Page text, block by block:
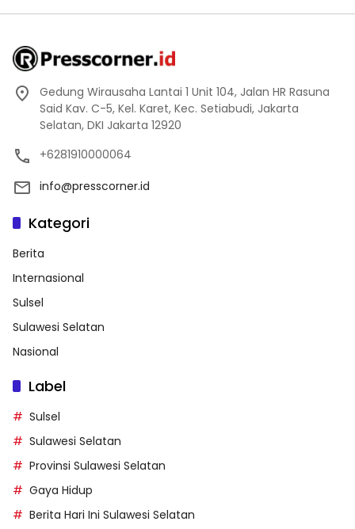
Gedung Wirausaha Lantai 1 Unit 104, Jalan HR Rasuna
Said Kav. C-5, Kel. Karet, Kec. Setiabudi, Jakarta
Selatan, DKI Jakarta 12920
+6281910000064
info@presscorner.id
Kategori
Berita
Internasional
Sulsel
Sulawesi Selatan
Nasional
Label
Sulsel
Sulawesi Selatan
Provinsi Sulawesi Selatan
Gaya Hidup
Berita Hari Ini Sulawesi Selatan